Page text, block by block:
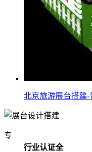
北京旅游展台搭建-
专
行业认证全